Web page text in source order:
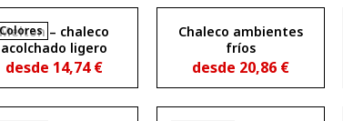
Melton – chaleco
acolchado ligero
desde 14,74€
Chaleco ambientes
fríos
desde 20,86 €